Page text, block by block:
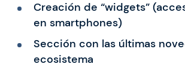
Creación de “widgets”
en smartphones)
Sección con las últimas
ecosistema